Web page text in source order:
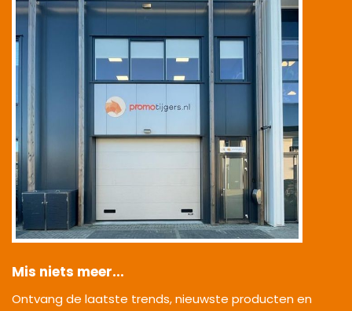
Mis niets meer...
Ontvang de laatste trends, nieuwste producten en